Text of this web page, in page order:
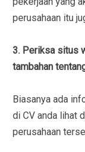
perusahaan itu
3. Periksa situs
tambahan
Biasanya ada
di CV anda lihat
perusahaan